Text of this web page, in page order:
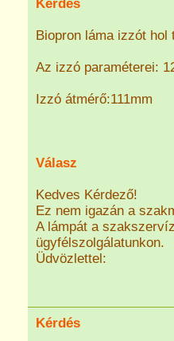
Kérdés
Biopron láma izzót hol
Az izzó paraméterei:
Izzó átmérő:111mm
Válasz
Kedves Kérdező!
Ez nem igazán a
A lámpát a
ügyfélszolgálatunkon.
Üdvözlettel:
Kérdés